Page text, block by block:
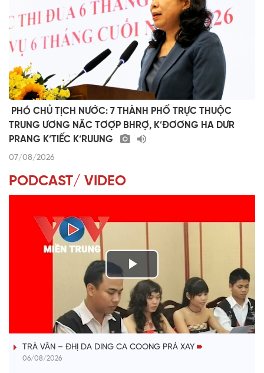
​ ​PHÓ CHỦ TỊCH NƯỚC: 7 THÀNH PHỐ TRỰC THUỘC
TRUNG ƯƠNG NĂC TƠỢP BHRỢ, K’ĐƠƠNG HA DƯR
PRANG K’TIẾC K’RUUNG
07/08/2026
PODCAST/ VIDEO
P
l
a
VÀI PHÚT DÀNH CHO QUẢNG BÁ
TRÀ VÂN – ĐHỊ DA DING CA COONG PRÁ XAY
06/08/2026